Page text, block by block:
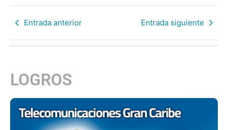
Entrada anterior Entrada siguiente
LOGROS